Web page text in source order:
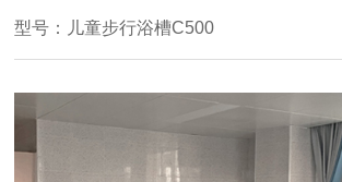
型号：儿童步行浴槽C500